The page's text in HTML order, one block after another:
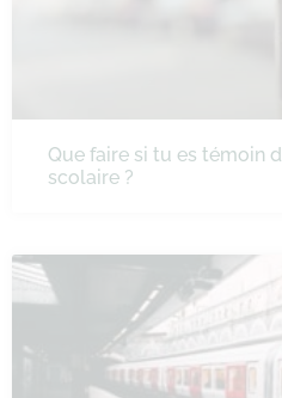
Que faire si tu es témoin
scolaire ?